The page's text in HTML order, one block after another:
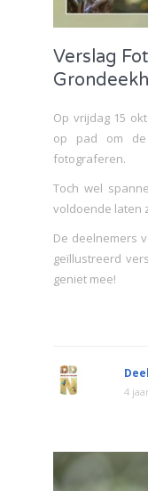
Verslag
Op vrijdag 15
op pad om de
fotograferen.
Toch wel
voldoende laten
De deelnemers
geïllustreerd
geniet mee!
4